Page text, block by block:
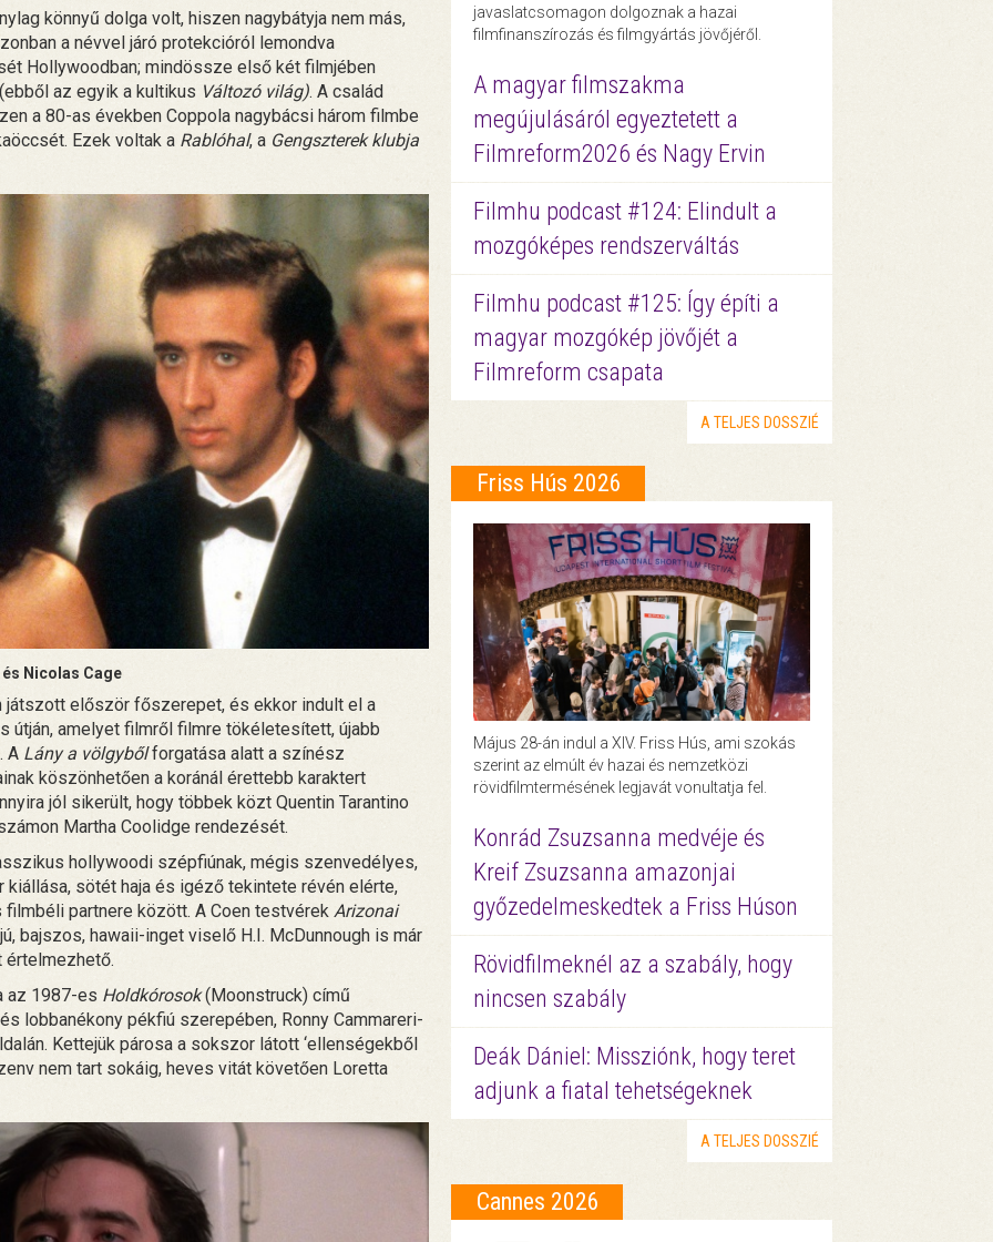
könnyű dolga volt, hiszen nagybátyja nem más,
a névvel járó protekcióról lemondva
Hollywoodban; mindössze első két filmjében
az egyik a kultikus Változó világ). A család
a 80-as években Coppola nagybácsi három filmbe
Ezek voltak a Rablóhal, a Gengszterek klubja
Nicolas Cage
először főszerepet, és ekkor indult el a
útján, amelyet filmről filmre tökéletesített, újabb
A Lány a völgybőlforgatása alatt a színész
köszönhetően a koránál érettebb karaktert
jól sikerült, hogy többek közt Quentin Tarantino
Martha Coolidge rendezését.
hollywoodi szépfiúnak, mégis szenvedélyes,
sötét haja és igéző tekintete révén elérte,
partnere között. A Coen testvérek Arizonai
bajszos, hawaii-inget viselő H.I. McDunnough is már
értelmezhető.
az 1987-es Holdkórosok(Moonstruck) című
lobbanékony pékfiú szerepében, Ronny Cammareri-
Kettejük párosa a sokszor látott ‘ellenségekből
nem tart sokáig, heves vitát követően Loretta
javaslatcsomagon dolgoznak a hazai
filmfinanszírozás és filmgyártás jövőjéről.
A magyar filmszakma
megújulásáról egyeztetett a
Filmreform2026 és Nagy Ervin
Filmhu podcast #124: Elindult a
mozgóképes rendszerváltás
Filmhu podcast #125: Így építi a
magyar mozgókép jövőjét a
Filmreform csapata
A TELJES DOSSZIÉ
Friss Hús 2026
Május 28-án indul a XIV. Friss Hús, ami szokás
szerint az elmúlt év hazai és nemzetközi
rövidfilmtermésének legjavát vonultatja fel.
Konrád Zsuzsanna medvéje és
Kreif Zsuzsanna amazonjai
győzedelmeskedtek a Friss Húson
Rövidfilmeknél az a szabály, hogy
nincsen szabály
Deák Dániel: Missziónk, hogy teret
adjunk a fiatal tehetségeknek
A TELJES DOSSZIÉ
Cannes 2026